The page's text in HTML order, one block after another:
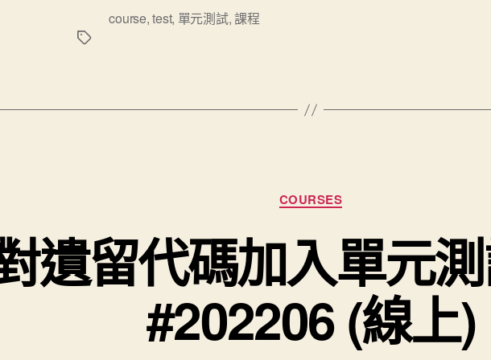
course,test, 單元測試,課程
COURSES
遺留代碼加入單元
#202206 (線上)